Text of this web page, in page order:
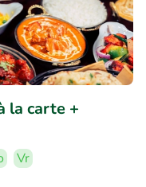
la carte +
Vr